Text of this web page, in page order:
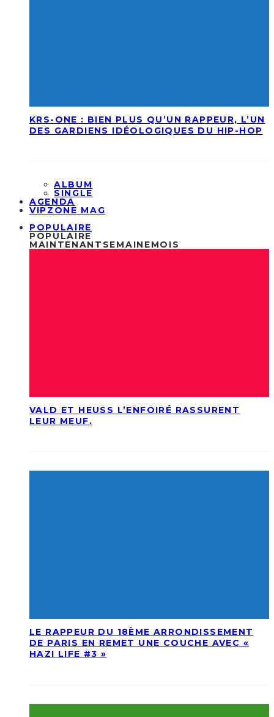
KRS-ONE : BIEN PLUS QU’UN RAPPEUR, L’UN
DES GARDIENS IDÉOLOGIQUES DU HIP-HOP
ALBUM
SINGLE
AGENDA
VIPZONE MAG
POPULAIRE
POPULAIRE
MAINTENANT SEMAINEMOIS
VALD ET HEUSS L’ENFOIRÉ RASSURENT
LEUR MEUF.
LE RAPPEUR DU 18ÈME ARRONDISSEMENT
DE PARIS EN REMET UNE COUCHE AVEC «
HAZI LIFE #3 »